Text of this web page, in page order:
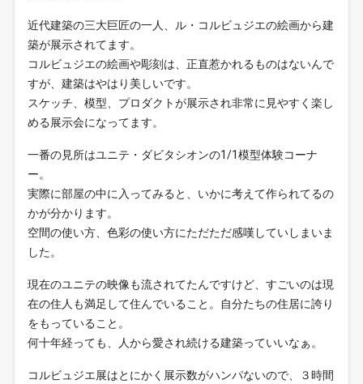
近代建築の三大巨匠の一人、ル・コルビュジエの絵画から建
築が展示されてます。
コルビュジエの絵画や彫刻は、正直惹かれるものはないんで
すが、建築はやはり美しいです。
スケッチ、模型、プロダクトが展示され非常に見やすく楽し
める展示会になってます。
一番の見所はユニテ・ダビタシオンの1/1模型体験コーナ
ー。
実際に部屋の中に入ってみると、いかに考えて作られてるの
かが分かります。
空間の使い方、色彩の使い方にただただ感嘆していしまいま
した。
現在のユニテの映像も流されてたんですけど、すごいのは現
在の住人も満足して住んでいること。自分たちの住居に誇り
をもっていること。
何十年経っても、人から愛され続ける建築っていいなぁ。
コルビュジエ展はとにかく展示数がハンパないので、３時間